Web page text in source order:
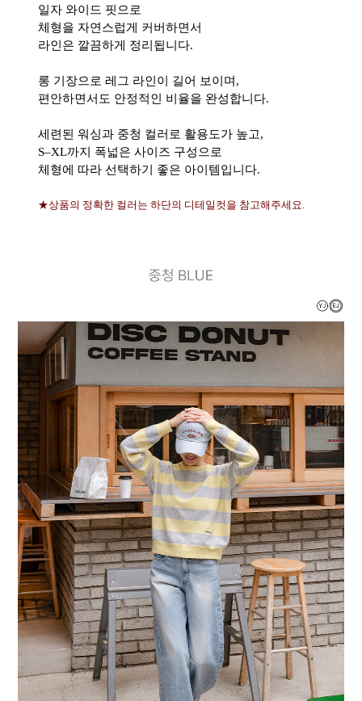
일자 와이드 핏으로
체형을 자연스럽게 커버하면서
라인은 깔끔하게 정리됩니다.
롱 기장으로 레그 라인이 길어 보이며,
편안하면서도 안정적인 비율을 완성합니다.
세련된 워싱과 중청 컬러로 활용도가 높고,
S–XL까지 폭넓은 사이즈 구성으로
체형에 따라 선택하기 좋은 아이템입니다.
★상품의 정확한 컬러는 하단의 디테일컷을 참고해주세요.